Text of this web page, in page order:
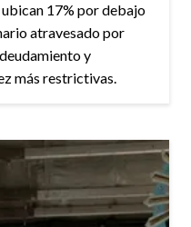
17% por debajo
atravesado por
y
más restrictivas.